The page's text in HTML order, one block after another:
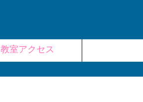
教室アクセス